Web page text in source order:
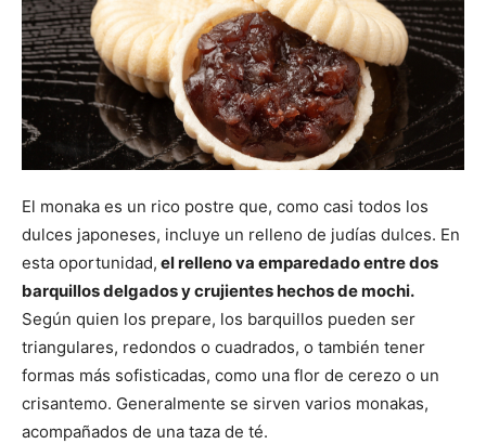
El monaka es un rico postre que, como casi todos los
dulces japoneses, incluye un relleno de judías dulces. En
esta oportunidad, el relleno va emparedado entre dos
barquillos delgados y crujientes hechos de mochi.
Según quien los prepare, los barquillos pueden ser
triangulares, redondos o cuadrados, o también tener
formas más sofisticadas, como una flor de cerezo o un
crisantemo. Generalmente se sirven varios monakas,
acompañados de una taza de té.